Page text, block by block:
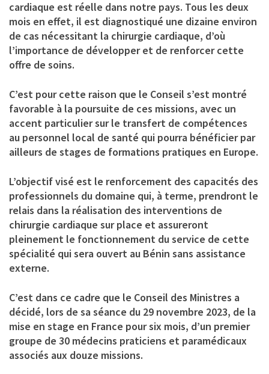
cardiaque est réelle dans notre pays. Tous les deux
mois en effet, il est diagnostiqué une dizaine environ
de cas nécessitant la chirurgie cardiaque, d’où
l’importance de développer et de renforcer cette
offre de soins.
C’est pour cette raison que le Conseil s’est montré
favorable à la poursuite de ces missions, avec un
accent particulier sur le transfert de compétences
au personnel local de santé qui pourra bénéficier par
ailleurs de stages de formations pratiques en Europe.
L’objectif visé est le renforcement des capacités des
professionnels du domaine qui, à terme, prendront le
relais dans la réalisation des interventions de
chirurgie cardiaque sur place et assureront
pleinement le fonctionnement du service de cette
spécialité qui sera ouvert au Bénin sans assistance
externe.
C’est dans ce cadre que le Conseil des Ministres a
décidé, lors de sa séance du 29 novembre 2023, de la
mise en stage en France pour six mois, d’un premier
groupe de 30 médecins praticiens et paramédicaux
associés aux douze missions.